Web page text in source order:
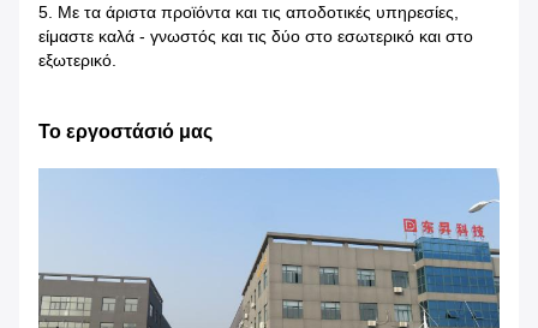
5. Με τα άριστα προϊόντα και τις αποδοτικές υπηρεσίες,
είμαστε καλά - γνωστός και τις δύο στο εσωτερικό και στο
εξωτερικό.
Το εργοστάσιό μας